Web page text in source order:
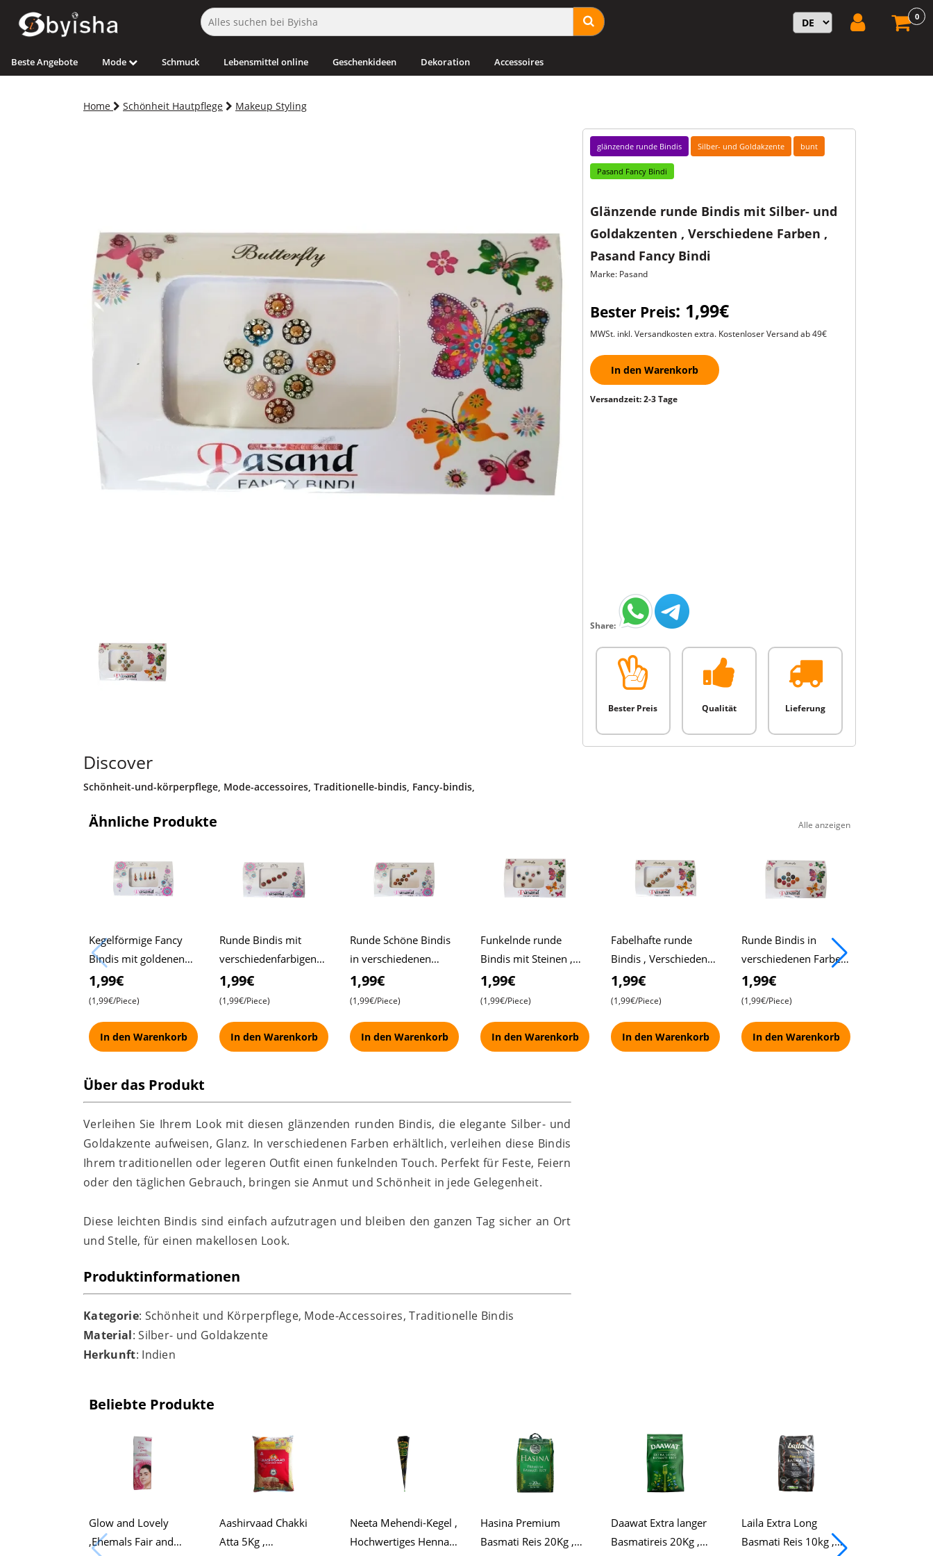
0
Beste Angebote Mode Schmuck Lebensmittel online Geschenkideen Dekoration Accessoires
Home Schönheit Hautpflege Makeup Styling
glänzende runde Bindis Silber- und Goldakzente bunt
Pasand Fancy Bindi
Glänzende runde Bindis mit Silber- und
Goldakzenten , Verschiedene Farben ,
Pasand Fancy Bindi
Marke: Pasand
Bester Preis: 1,99€
MWSt. inkl. Versandkosten extra. Kostenloser Versand ab 49€
In den Warenkorb
Versandzeit: 2-3 Tage
Share:
Bester Preis Qualität Lieferung
Discover
Schönheit-und-körperpflege, Mode-accessoires, Traditionelle-bindis, Fancy-bindis,
Ähnliche Produkte Alle anzeigen
Kegelförmige Fancy
Bindis mit goldenen
Akzenten und Steinen
, Pasand Fancy Bindi
1,99€
(1,99€/Piece)
In den Warenkorb
Runde Bindis mit
verschiedenfarbigen
Steinen , Pasand Fancy
Bindi
1,99€
(1,99€/Piece)
In den Warenkorb
Runde Schöne Bindis
in verschiedenen
Farben mit goldenen
Steinen , Pasand Fancy
1,99€
(1,99€/Piece)
In den Warenkorb
Funkelnde runde
Bindis mit Steinen ,
Verschiedene Farben ,
Pasand Fancy Bindi
1,99€
(1,99€/Piece)
In den Warenkorb
Fabelhafte runde
Bindis , Verschieden
große Steinakzente ,
Pasand Fancy Bindi
1,99€
(1,99€/Piece)
In den Warenkorb
Runde Bindis in
verschiedenen Farben
und Designs , Pasand
Fancy Bindi
1,99€
(1,99€/Piece)
In den Warenkorb
Über das Produkt
Verleihen Sie Ihrem Look mit diesen glänzenden runden Bindis, die elegante Silber- und
Goldakzente aufweisen, Glanz. In verschiedenen Farben erhältlich, verleihen diese Bindis
Ihrem traditionellen oder legeren Outfit einen funkelnden Touch. Perfekt für Feste, Feiern
oder den täglichen Gebrauch, bringen sie Anmut und Schönheit in jede Gelegenheit.
Diese leichten Bindis sind einfach aufzutragen und bleiben den ganzen Tag sicher an Ort
und Stelle, für einen makellosen Look.
Produktinformationen
Kategorie: Schönheit und Körperpflege, Mode-Accessoires, Traditionelle Bindis
Material: Silber- und Goldakzente
Herkunft: Indien
Beliebte Produkte
Glow and Lovely
,Ehemals Fair and
Aashirvaad Chakki
Atta 5Kg ,
Neeta Mehendi-Kegel ,
Hochwertiges Henna
Hasina Premium
Basmati Reis 20Kg ,
Daawat Extra langer
Basmatireis 20Kg ,
Laila Extra Long
Basmati Reis 10kg ,